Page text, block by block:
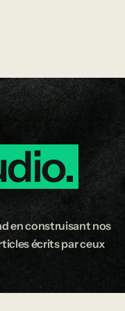
en construisant nos
écrits par ceux